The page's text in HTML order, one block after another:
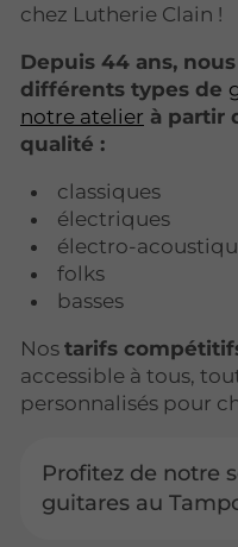
chez Lutherie Clain !
Depuis 44 ans,
différents types de
notre atelier à partir
qualité :
classiques
électriques
électro-
folks
basses
Nos tarifs
accessible à tous,
personnalisés pour
Profitez de notre
guitares au